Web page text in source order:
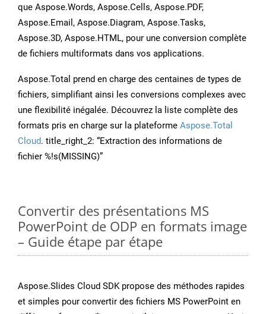
que Aspose.Words, Aspose.Cells, Aspose.PDF,
Aspose.Email, Aspose.Diagram, Aspose.Tasks,
Aspose.3D, Aspose.HTML, pour une conversion complète
de fichiers multiformats dans vos applications.
Aspose.Total prend en charge des centaines de types de
fichiers, simplifiant ainsi les conversions complexes avec
une flexibilité inégalée. Découvrez la liste complète des
formats pris en charge sur la plateforme Aspose.Total
Cloud. title_right_2: “Extraction des informations de
fichier %!s(MISSING)”
Convertir des présentations MS
PowerPoint de ODP en formats image
– Guide étape par étape
Aspose.Slides Cloud SDK propose des méthodes rapides
et simples pour convertir des fichiers MS PowerPoint en